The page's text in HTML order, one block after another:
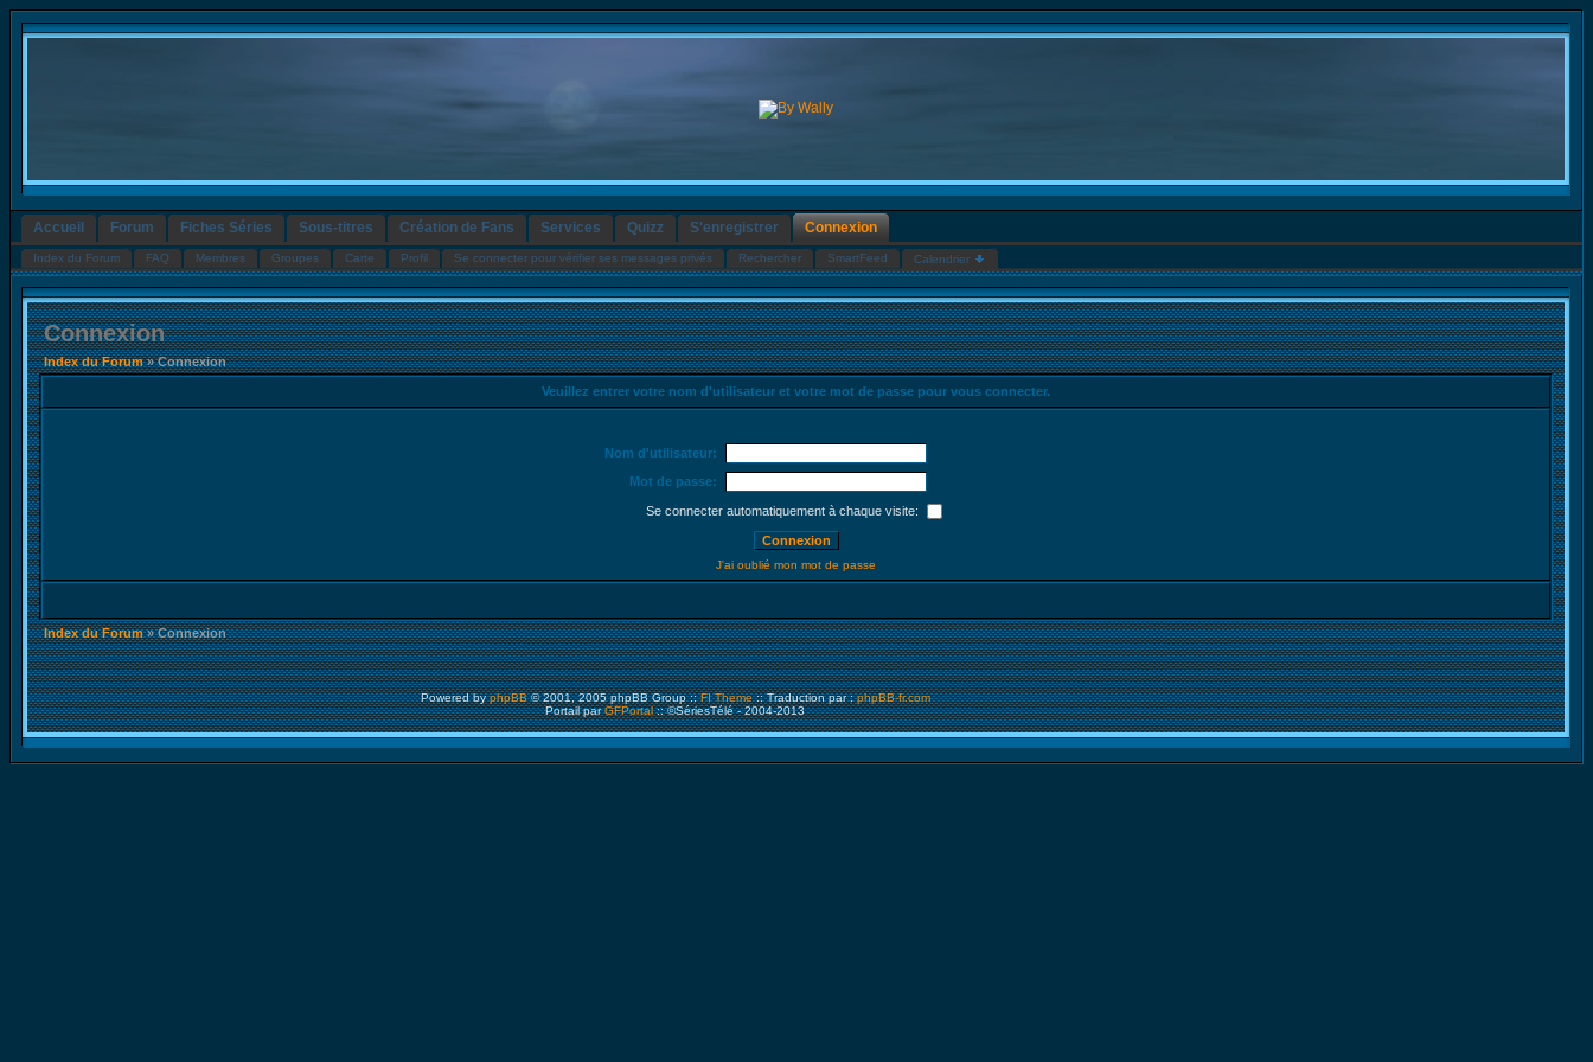
Accueil Forum Fiches Séries Sous-titres Création de Fans Services Quizz S'enregistrer Connexion
Index du Forum FAQ Membres Groupes Carte Profil Se connecter pour vérifier ses messages privés Rechercher SmartFeed Calendrier
Connexion
Index du Forum» Connexion
Veuillez entrer votre nom d'utilisateur et votre mot de passe pour vous connecter.
Nom d'utilisateur:
Mot de passe:
Se connecter automatiquement à chaque visite:
J'ai oublié mon mot de passe
Index du Forum» Connexion
Powered byphpBB© 2001, 2005 phpBB Group ::FI Theme :: Traduction par :phpBB-fr.com
Portail parGFPortal:: ©SériesTélé - 2004-2013